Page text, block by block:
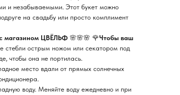
и незабываемыми. Этот букет можно
на свадьбу или просто комплимент
магазином ЦВЁЛЬФ 🌸🌸🌸 🌹Чтобы ваш
стебли острым ножом или секатором под
чтобы она не портилась.
место вдали от прямых солнечных
воду. Меняйте воду ежедневно и при